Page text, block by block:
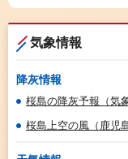
気象情報
降灰情報
桜島の降灰予報（気
桜島上空の風（鹿児